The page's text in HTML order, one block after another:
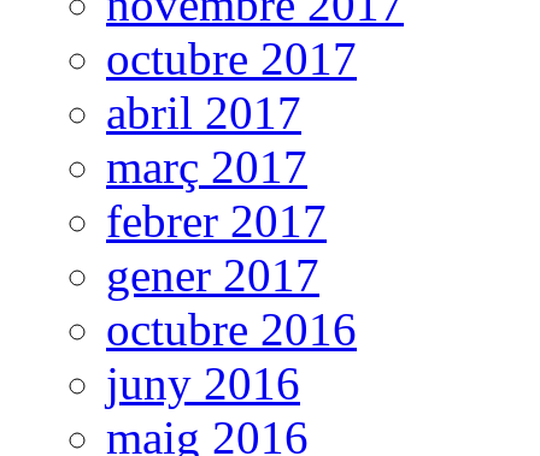
octubre 2017
abril 2017
març 2017
febrer 2017
gener 2017
octubre 2016
juny 2016
maig 2016